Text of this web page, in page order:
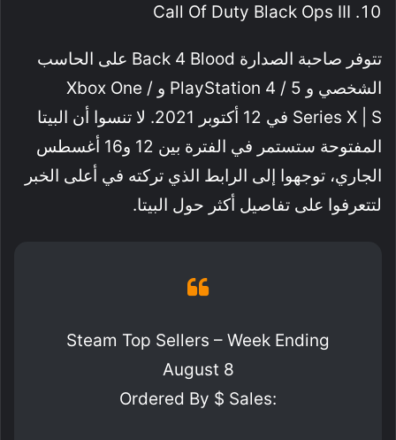
Call Of Duty Black Ops III
تتوفر صاحبة الصدارة Back 4 Blood على الحاسب
الشخصي و PlayStation 4 / 5 و Xbox One /
Series X | S في 12 أكتوبر 2021. لا تنسوا أن البيتا
المفتوحة ستستمر في الفترة بين 12 و16 أغسطس
الجاري، توجهوا إلى الرابط الذي تركته في أعلى الخبر
لتتعرفوا على تفاصيل أكثر حول البيتا.
Steam Top Sellers – Week Ending
August 8
Ordered By $ Sales: